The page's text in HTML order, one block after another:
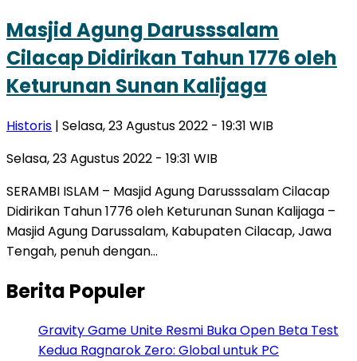
Masjid Agung Darusssalam
Cilacap Didirikan Tahun 1776 oleh
Keturunan Sunan Kalijaga
Historis | Selasa, 23 Agustus 2022 - 19:31 WIB
Selasa, 23 Agustus 2022 - 19:31 WIB
SERAMBI ISLAM – Masjid Agung Darusssalam Cilacap
Didirikan Tahun 1776 oleh Keturunan Sunan Kalijaga –
Masjid Agung Darussalam, Kabupaten Cilacap, Jawa
Tengah, penuh dengan…
Berita Populer
Gravity Game Unite Resmi Buka Open Beta Test
Kedua Ragnarok Zero: Global untuk PC